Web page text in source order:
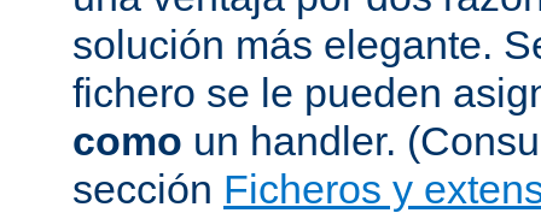
solución más elegante.
fichero se le pueden
como un handler.
sección Ficheros y